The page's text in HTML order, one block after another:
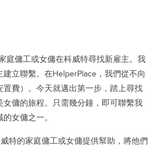
庭傭工或女傭在科威特尋找新雇主。我
立聯繫。在HelperPlace，我們從不向
置費）。今天就邁出第一步，踏上尋找
女傭的旅程。只需幾分鐘，即可聯繫我
女傭之一。
特的家庭傭工或女傭提供幫助，將他們